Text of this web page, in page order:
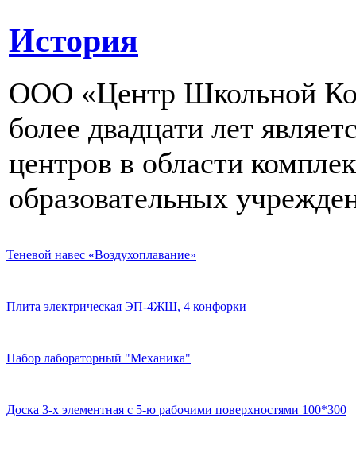
История
ООО «Центр Школьной
более двадцати лет
центров в области
образовательных
Теневой навес «Воздухоплавание»
Плита электрическая ЭП-4ЖШ, 4 конфорки
Набор лабораторный "Механика"
Доска 3-х элементная с 5-ю рабочими поверхностями 100*300